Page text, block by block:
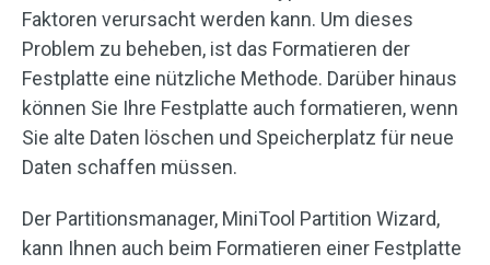
Faktoren verursacht werden kann. Um dieses
Problem zu beheben, ist das Formatieren der
Festplatte eine nützliche Methode. Darüber hinaus
können Sie Ihre Festplatte auch formatieren, wenn
Sie alte Daten löschen und Speicherplatz für neue
Daten schaffen müssen.
Der Partitionsmanager, MiniTool Partition Wizard,
kann Ihnen auch beim Formatieren einer Festplatte